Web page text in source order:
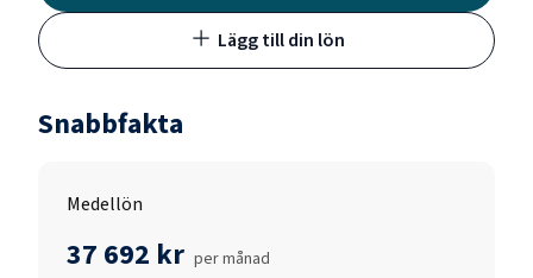
Lägg till din lön
Snabbfakta
Medellön
37 692 kr per månad